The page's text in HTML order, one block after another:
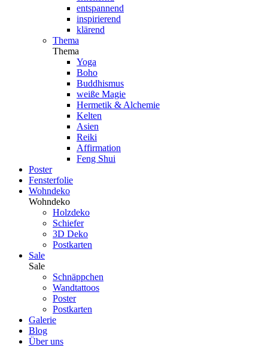
entspannend
inspirierend
klärend
Thema
Thema
Yoga
Boho
Buddhismus
weiße Magie
Hermetik & Alchemie
Kelten
Asien
Reiki
Affirmation
Feng Shui
Poster
Fensterfolie
Wohndeko
Wohndeko
Holzdeko
Schiefer
3D Deko
Postkarten
Sale
Sale
Schnäppchen
Wandtattoos
Poster
Postkarten
Galerie
Blog
Über uns